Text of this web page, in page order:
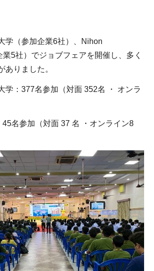
学（参加企業6社）、Nihon
5社）でジョブフェアを開催し、多く
ありました。
学：377名参加（対面 352名 ・ オンラ
名参加（対面 37 名 ・オンライン8